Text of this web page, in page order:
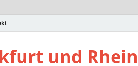
und